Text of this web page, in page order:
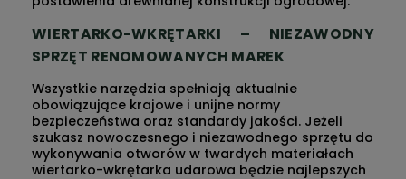
WIERTARKO-WKRĘTARKI – NIEZAWODNY
SPRZĘT RENOMOWANYCH MAREK
Wszystkie narzędzia spełniają aktualnie
obowiązujące krajowe i unijne normy
bezpieczeństwa oraz standardy jakości. Jeżeli
szukasz nowoczesnego i niezawodnego sprzętu do
wykonywania otworów w twardych materiałach
wiertarko-wkrętarka udarowa będzie najlepszych